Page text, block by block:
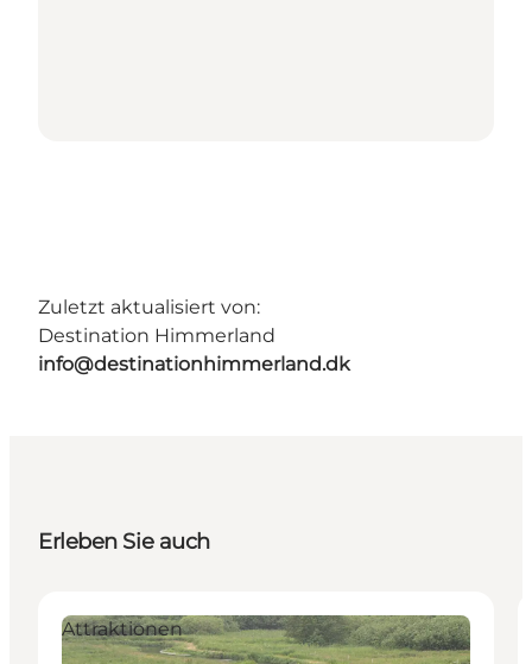
Zuletzt aktualisiert von:
Destination Himmerland
info@destinationhimmerland.dk
Erleben Sie auch
Attraktionen